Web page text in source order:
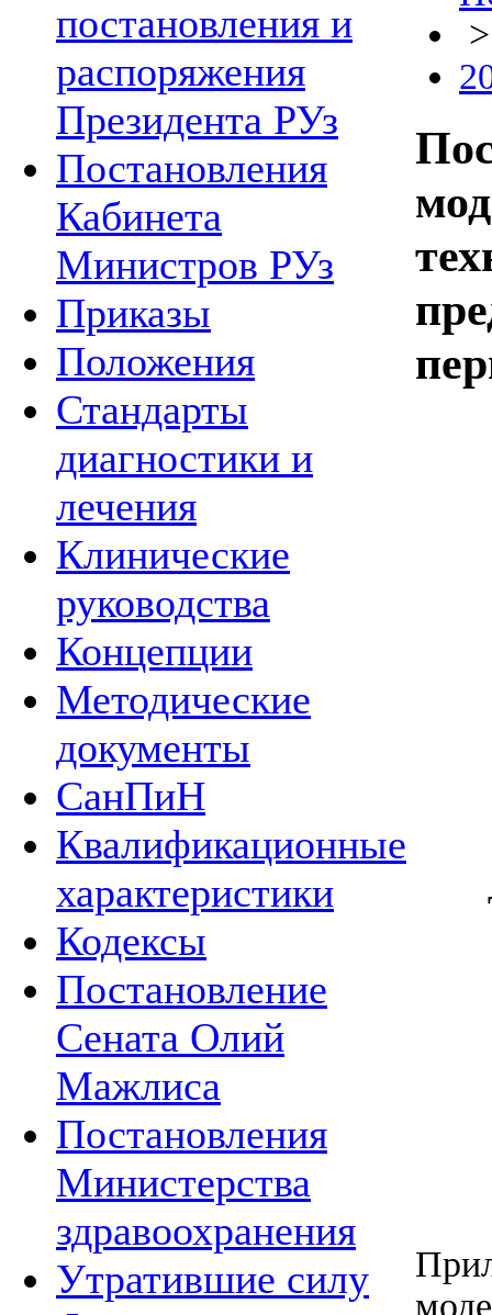
постановления и
распоряжения
Президента РУз
Постановления
Кабинета
Министров РУз
Приказы
Положения
Стандарты
диагностики и
лечения
Клинические
руководства
Концепции
Методические
документы
СанПиН
Квалификационные
характеристики
Кодексы
Постановление
Сената Олий
Мажлиса
Постановления
Министерства
здравоохранения
Утратившие силу